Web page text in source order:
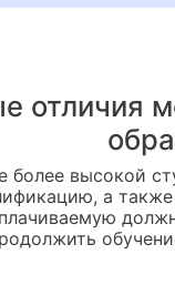
отличия
более высокой
а